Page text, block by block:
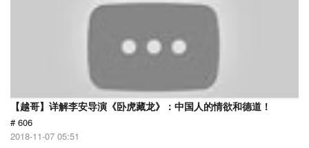
【越哥】详解李安导演《卧虎藏龙》：中国人的情欲和德道！
# 606
2018-11-07 05:51